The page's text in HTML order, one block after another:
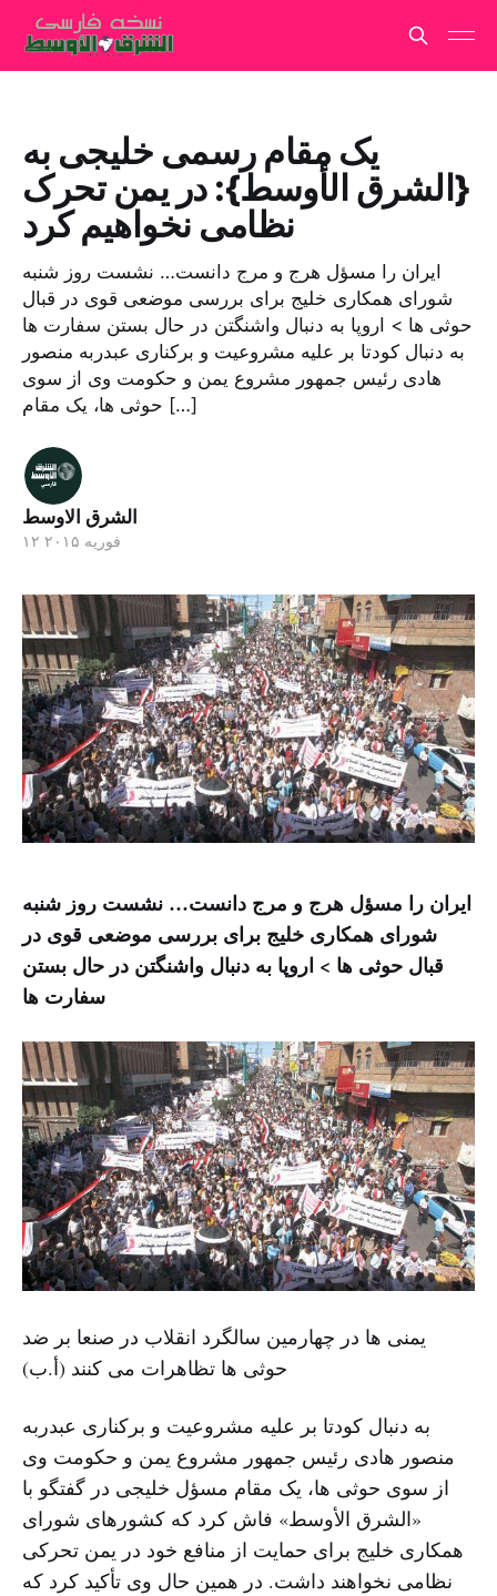
یک مقام رسمی خلیجی به
{الشرق الأوسط}: در یمن تحرک
نظامی نخواهیم کرد
ایران را مسؤل هرج و مرج دانست… نشست روز شنبه
شورای همکاری خلیج برای بررسی موضعی قوی در قبال
حوثی ها > اروپا به دنبال واشنگتن در حال بستن سفارت ها
به دنبال کودتا بر علیه مشروعیت و برکناری عبدربه منصور
هادی رئیس جمهور مشروع یمن و حکومت وی از سوی
حوثی ها، یک مقام […]
الشرق الاوسط
۱۲ فوریه ۲۰۱۵
ایران را مسؤل هرج و مرج دانست… نشست روز شنبه
شورای همکاری خلیج برای بررسی موضعی قوی در
قبال حوثی ها > اروپا به دنبال واشنگتن در حال بستن
سفارت ها
یمنی ها در چهارمین سالگرد انقلاب در صنعا بر ضد
حوثی ها تظاهرات می کنند (أ.ب)
به دنبال کودتا بر علیه مشروعیت و برکناری عبدربه
منصور هادی رئیس جمهور مشروع یمن و حکومت وی
از سوی حوثی ها، یک مقام مسؤل خلیجی در گفتگو با
«الشرق الأوسط» فاش کرد که کشورهای شورای
همکاری خلیج برای حمایت از منافع خود در یمن تحرکی
نظامی نخواهند داشت. در همین حال وی تأکید کرد که